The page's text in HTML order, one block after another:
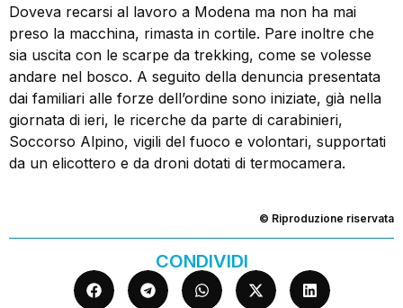
Doveva recarsi al lavoro a Modena ma non ha mai
preso la macchina, rimasta in cortile. Pare inoltre che
sia uscita con le scarpe da trekking, come se volesse
andare nel bosco. A seguito della denuncia presentata
dai familiari alle forze dell’ordine sono iniziate, già nella
giornata di ieri, le ricerche da parte di carabinieri,
Soccorso Alpino, vigili del fuoco e volontari, supportati
da un elicottero e da droni dotati di termocamera.
© Riproduzione riservata
CONDIVIDI